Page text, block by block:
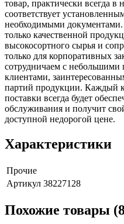
товар, практически всегда
соответствует
необходимыми
только качественной
высокосортного сырья и
только для корпоративных
сотрудничаем с
клиентами,
партий продукции. Каждый
поставки всегда будет
обслуживания и получит
доступной недорогой цене.
Характеристики
Прочие
Артикул 38227128
Похожие товары